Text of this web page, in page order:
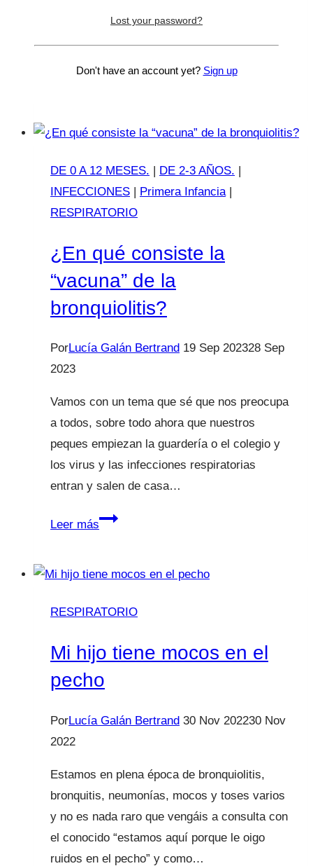
llamarán a los niños “mocosos”, ¿no? Y esto
es un…
Llegamos
época
temibles
DE 0 A 12 MESES. | DE 2-3 AÑOS. |
INFECCIONES | Primera Infancia |
RESPIRATORIO
¿En qué consiste la
“vacuna” de la
bronquiolitis?
PorLucía Galán Bertrand 19 Sep 202328 Sep
2023
Vamos con un tema que sé que nos preocupa
a todos, sobre todo ahora que nuestros
peques empiezan la guardería o el colegio y
los virus y las infecciones respiratorias
entran y salen de casa…
Leer más¿En
la
bronquiolitis?
RESPIRATORIO
Mi hijo tiene mocos en el
pecho
PorLucía Galán Bertrand 30 Nov 202230 Nov
2022
Estamos en plena época de bronquiolitis,
bronquitis, neumonías, mocos y toses varios
y no es nada raro que vengáis a consulta con
el conocido “estamos aquí porque le oigo
ruidos en el pecho” y como…
Lost your password?
Don't have an account yet? Sign up